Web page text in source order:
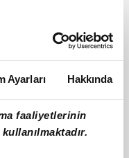
Ayarları Hakkında
faaliyetlerinin